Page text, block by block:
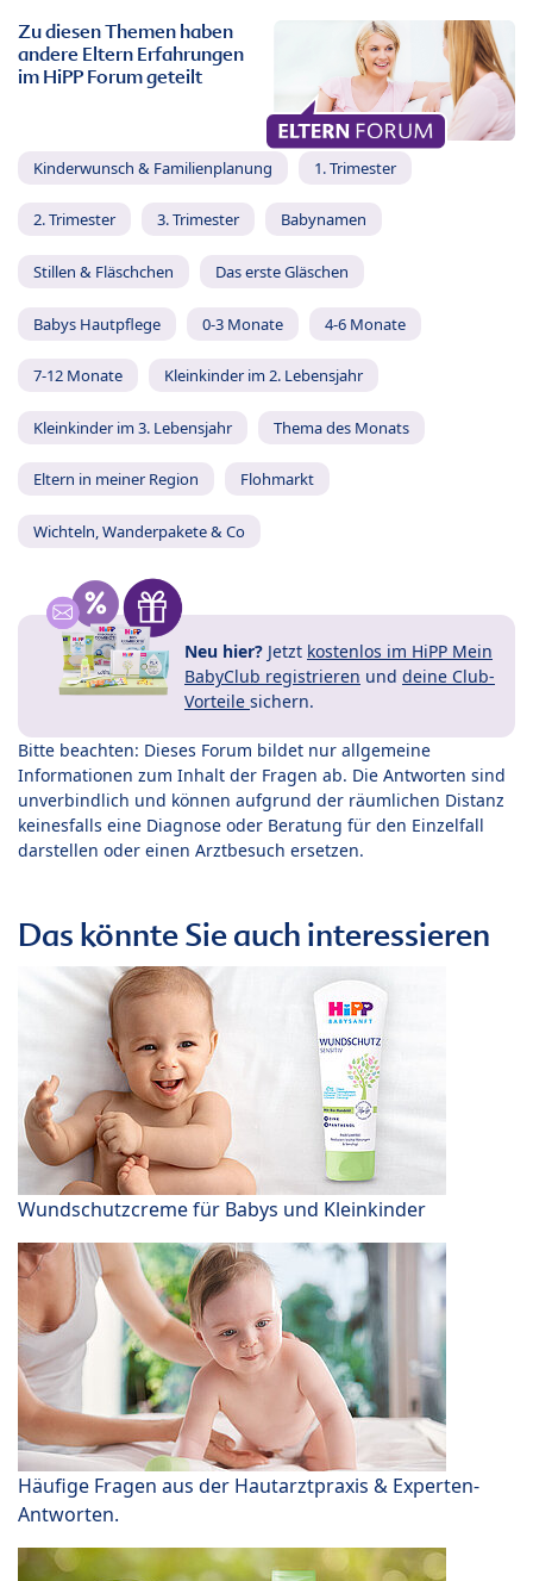
Zu diesen Themen haben
andere Eltern Erfahrungen
im HiPP Forum geteilt
Kinderwunsch & Familienplanung 1. Trimester
2. Trimester 3. Trimester Babynamen
Stillen & Fläschchen Das erste Gläschen
Babys Hautpflege 0-3 Monate 4-6 Monate
7-12 Monate Kleinkinder im 2. Lebensjahr
Kleinkinder im 3. Lebensjahr Thema des Monats
Eltern in meiner Region Flohmarkt
Wichteln, Wanderpakete & Co
Neu hier? Jetzt kostenlos im HiPP Mein
BabyClub registrieren und deine Club-
Vorteile sichern.
Bitte beachten: Dieses Forum bildet nur allgemeine
Informationen zum Inhalt der Fragen ab. Die Antworten sind
unverbindlich und können aufgrund der räumlichen Distanz
keinesfalls eine Diagnose oder Beratung für den Einzelfall
darstellen oder einen Arztbesuch ersetzen.
Das könnte Sie auch interessieren
Wundschutzcreme für Babys und Kleinkinder
Häufige Fragen aus der Hautarztpraxis & Experten-
Antworten.